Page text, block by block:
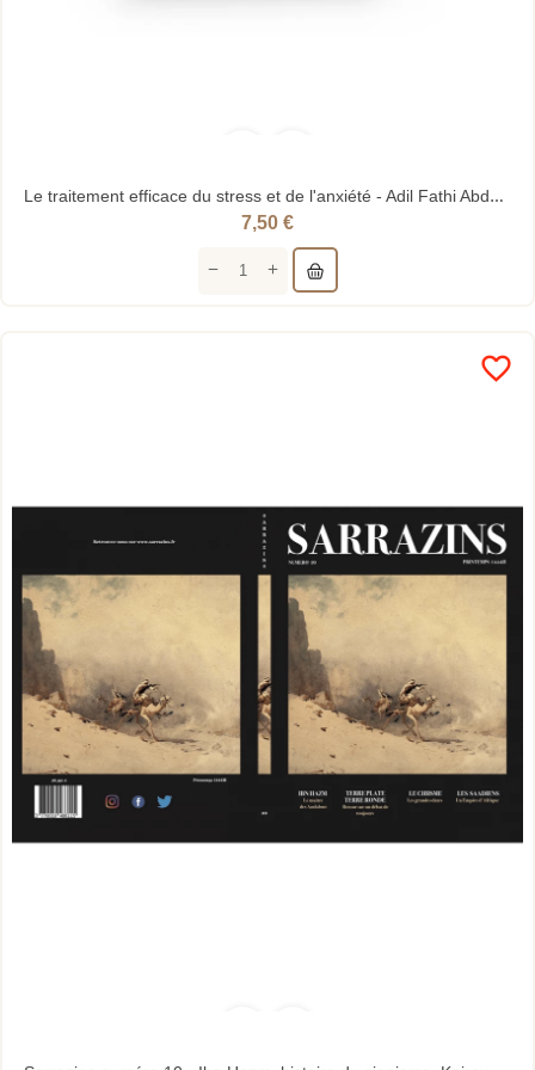
Le traitement efficace du stress et de l'anxiété - Adil Fathi Abdallah - alMadina
7,50 €
favorite_border